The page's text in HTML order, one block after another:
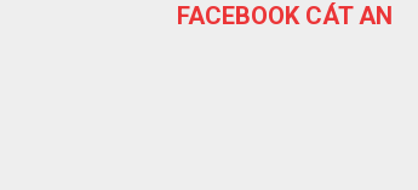
FACEBOOK CÁT AN